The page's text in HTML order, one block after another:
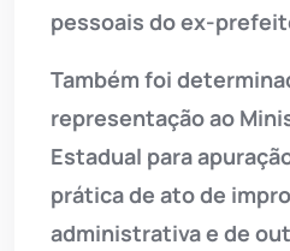
pessoais do ex-
Também foi
representação ao
Estadual para
prática de ato de
administrativa e de